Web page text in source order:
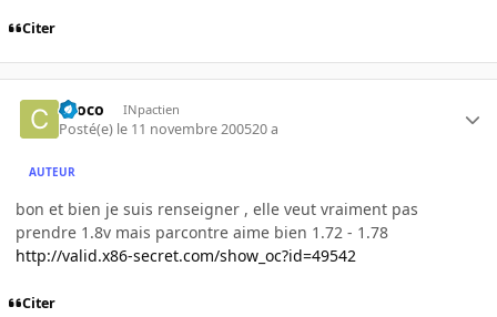
Citer
choco INpactien
Posté(e) le 11 novembre 200520 a
AUTEUR
bon et bien je suis renseigner , elle veut vraiment pas
prendre 1.8v mais parcontre aime bien 1.72 - 1.78
http://valid.x86-secret.com/show_oc?id=49542
Citer